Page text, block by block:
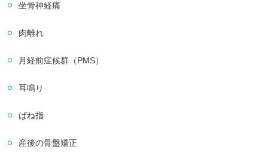
坐骨神経痛
肉離れ
月経前症候群（PMS）
耳鳴り
ばね指
産後の骨盤矯正